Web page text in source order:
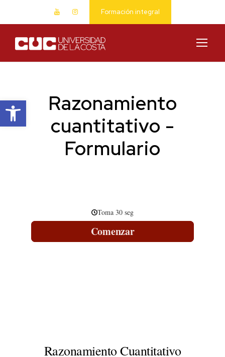
Abrir barra de herramientas
Formación integral
Razonamiento
cuantitativo -
Formulario